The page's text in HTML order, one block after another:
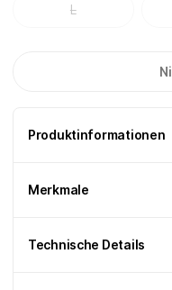
L
Produktinformationen
Merkmale
Technische Details